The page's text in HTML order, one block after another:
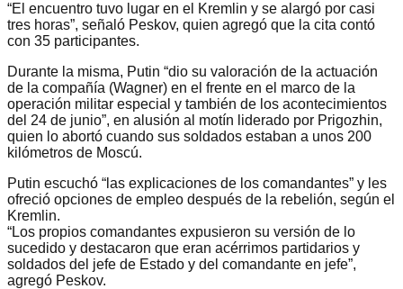
“El encuentro tuvo lugar en el Kremlin y se alargó por casi
tres horas”, señaló Peskov, quien agregó que la cita contó
con 35 participantes.
Durante la misma, Putin “dio su valoración de la actuación
de la compañía (Wagner) en el frente en el marco de la
operación militar especial y también de los acontecimientos
del 24 de junio”, en alusión al motín liderado por Prigozhin,
quien lo abortó cuando sus soldados estaban a unos 200
kilómetros de Moscú.
Putin escuchó “las explicaciones de los comandantes” y les
ofreció opciones de empleo después de la rebelión, según el
Kremlin.
“Los propios comandantes expusieron su versión de lo
sucedido y destacaron que eran acérrimos partidarios y
soldados del jefe de Estado y del comandante en jefe”,
agregó Peskov.